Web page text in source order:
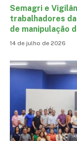
Semagri e
trabalhadores
de manipulação
14 de julho de 2026